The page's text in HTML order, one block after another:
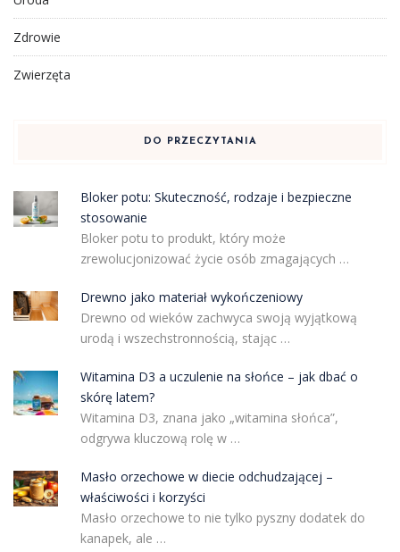
Zdrowie
Zwierzęta
DO PRZECZYTANIA
Bloker potu: Skuteczność, rodzaje i bezpieczne
stosowanie
Bloker potu to produkt, który może
zrewolucjonizować życie osób zmagających …
Drewno jako materiał wykończeniowy
Drewno od wieków zachwyca swoją wyjątkową
urodą i wszechstronnością, stając …
Witamina D3 a uczulenie na słońce – jak dbać o
skórę latem?
Witamina D3, znana jako „witamina słońca”,
odgrywa kluczową rolę w …
Masło orzechowe w diecie odchudzającej –
właściwości i korzyści
Masło orzechowe to nie tylko pyszny dodatek do
kanapek, ale …